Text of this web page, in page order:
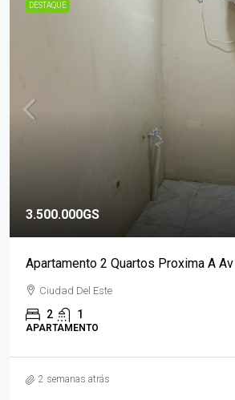
DESTAQUE
3.500.000GS
Apartamento 2 Quartos Proxima A
Ciudad Del Este
2 1
APARTAMENTO
2 semanas atrás